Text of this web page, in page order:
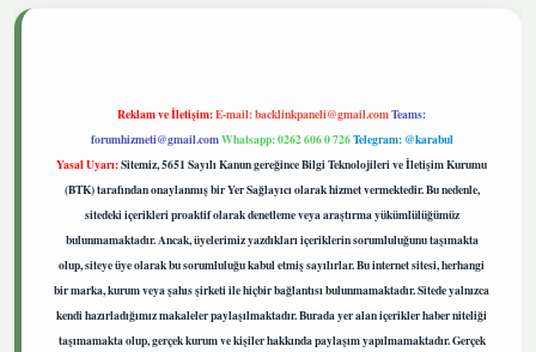
Reklam ve İletişim:E-mail:backlinkpaneli@gmail.comTeams:
forumhizmeti@gmail.comWhatsapp: 0262 606 0 726Telegram: @karabul
Yasal Uyarı:Sitemiz, 5651 Sayılı Kanun gereğince Bilgi Teknolojileri ve İletişim Kurumu
(BTK) tarafından onaylanmış bir Yer Sağlayıcı olarak hizmet vermektedir. Bu nedenle,
sitedeki içerikleri proaktif olarak denetleme veya araştırma yükümlülüğümüz
bulunmamaktadır. Ancak, üyelerimiz yazdıkları içeriklerin sorumluluğunu taşımakta
olup, siteye üye olarak bu sorumluluğu kabul etmiş sayılırlar. Bu internet sitesi, herhangi
bir marka, kurum veya şahıs şirketi ile hiçbir bağlantısı bulunmamaktadır. Sitede yalnızca
kendi hazırladığımız makaleler paylaşılmaktadır. Burada yer alan içerikler haber niteliği
taşımamakta olup, gerçek kurum ve kişiler hakkında paylaşım yapılmamaktadır. Gerçek